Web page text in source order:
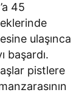
45
ulaşınca
başardı.
pistlere